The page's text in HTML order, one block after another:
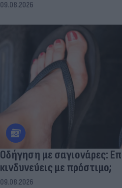
09.08.2026
Οδήγηση με σαγιονάρες:
κινδυνεύεις με πρόστιμο;
09.08.2026